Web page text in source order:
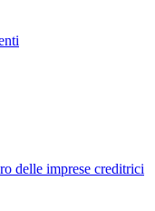
delle imprese creditrici